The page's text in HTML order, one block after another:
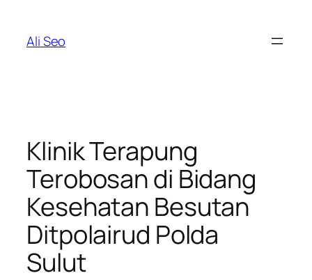
content
Ali Seo
Klinik Terapung
Terobosan di Bidang
Kesehatan Besutan
Ditpolairud Polda
Sulut